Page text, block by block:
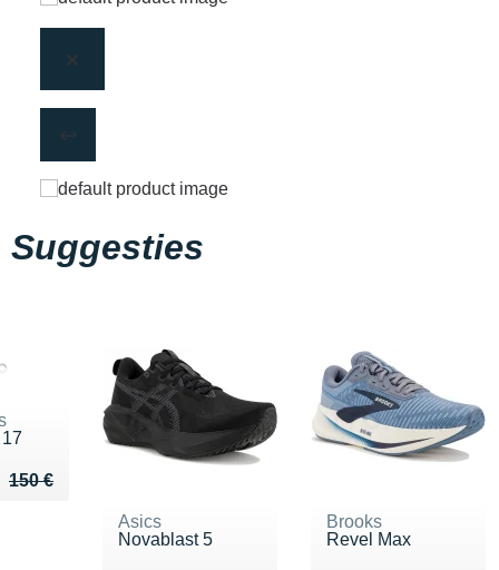
Suggesties
150 €
de 150 €
134 €
Asics
Novablast 5
Brooks
Revel Max